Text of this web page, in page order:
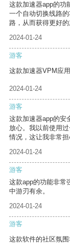
这款加速器app的功
一个自动切换线路
路，从而获得更好的
2024-01-24
游客
这款加速器VPM应
2024-01-24
游客
这款加速器app的安
放心。我以前使用
情况，这让我非常担
2024-01-24
游客
这款app的功能非常
中游刃有余。
2024-01-24
游客
这款软件的社区氛